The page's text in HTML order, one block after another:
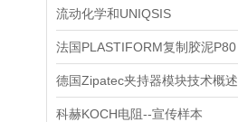
流动化学和UNIQSIS
德国Zipatec夹持器模块技术概述
科赫KOCH电阻--宣传样本